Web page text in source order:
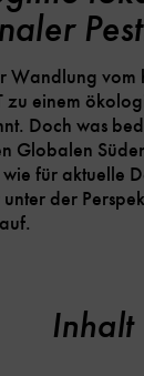
Wandlung vom
zu einem
Doch was
Globalen
für aktuelle
der
Inhalt